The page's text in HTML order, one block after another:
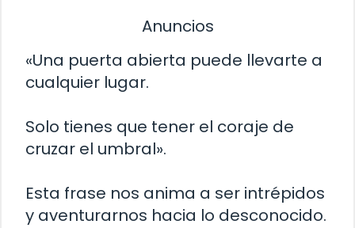
Anuncios
«Una puerta abierta puede llevarte a
cualquier lugar.
Solo tienes que tener el coraje de
cruzar el umbral».
Esta frase nos anima a ser intrépidos
y aventurarnos hacia lo desconocido.